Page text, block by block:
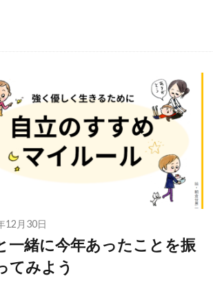
12月30日
一緒に今年あったことを振
てみよう